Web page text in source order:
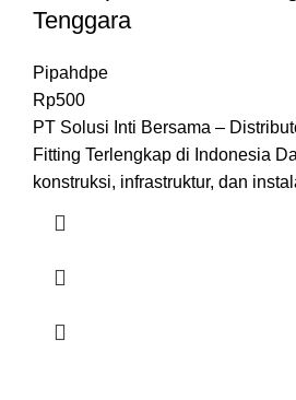
Tenggara
Pipahdpe
Rp500
PT Solusi Inti Bersama –
Fitting Terlengkap di Indonesia
konstruksi, infrastruktur, dan